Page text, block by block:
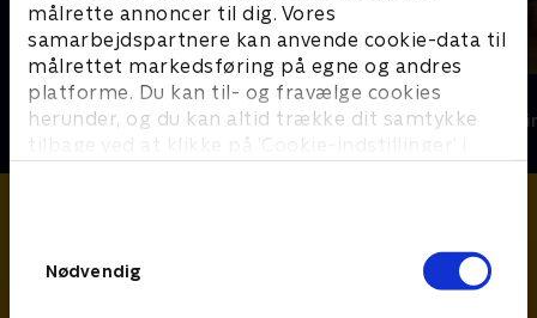
målrette annoncer til dig. Vores
samarbejdspartnere kan anvende cookie-data til
målrettet markedsføring på egne og andres
platforme. Du kan til- og fravælge cookies
herunder, og du kan altid trække dit samtykke
tilbage ved at klikke på ’Cookie-indstillinger’ i
Nødvendig
Mord på Mallorca
Krimi & Spænding • 2 sæsoner
Kommissær
Krimi &